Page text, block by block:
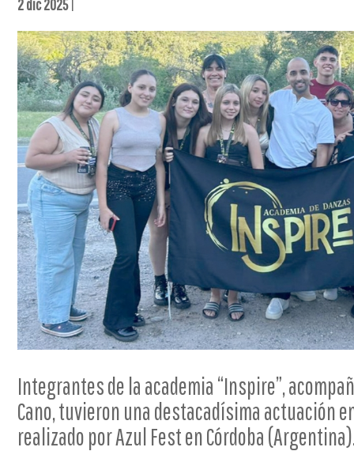
2 dic 2025|
Integrantes de la academia “Inspire”,
Cano, tuvieron una destacadísima actuación
realizado por Azul Fest en Córdoba